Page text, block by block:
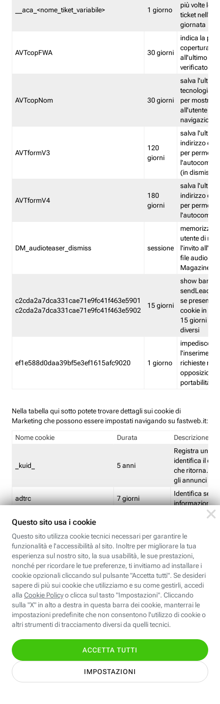
__aca_<nome_tiket_variabile> 1 giorno
più volte lo
ticket
giornata
AVTcopFWA 30 giorni
indica la
copertura
all'ultimo
verificato
AVTcopNom 30 giorni
salva l'ultima
tecnologia
per
all'utente
navigazione
AVTformV3
120
giorni
salva l'ultimo
indirizzo di
per
(in
AVTformV4
180
giorni
salva l'ultimo
indirizzo di
per
DM_audioteaser_dismiss sessione
memorizza
utente di
l'invito
file audio del
Magazine
c2cda2a7dca331cae71e9fc41f463e5901
c2cda2a7dca331cae71e9fc41f463e5902
15 giorni
show banner
sendLead
se presenti
cookie in un
15 giorni e
diversi
ef1e588d0daa39bf5e3ef1615afc9020 1 giorno
impedisce
l'inserimento
richieste
opposizione
portabilità
Nella tabella qui sotto potete trovare dettagli sui cookie di
Marketing che possono essere impostati navigando su fastweb.it:
Nome cookie Durata Descrizione
_kuid_ 5 anni
Registra un ID
identifica il
che ritorna.
gli annunci
adtrc 7 giorni
Identifica se
informazioni
CFFC<TagID>
Limite di
CM 1 giorno
Identifica se
ricontrollare
corrispondenti
(impostata da
CM14 14 giorni
Identifica se
ricontrollare
corrispondenti
(impostata da
pagine
EBFC<BannerID> 7 giorni
Identifica la
banner
Identifica la